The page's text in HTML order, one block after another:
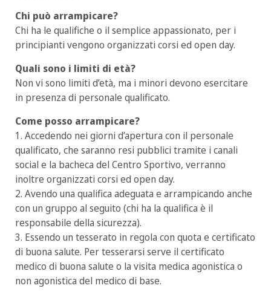
Chi può arrampicare?
Chi ha le qualifiche o il semplice appassionato, per i
principianti vengono organizzati corsi ed open day.
Quali sono i limiti di età?
Non vi sono limiti d’età, ma i minori devono esercitare
in presenza di personale qualificato.
Come posso arrampicare?
1. Accedendo nei giorni d’apertura con il personale
qualificato, che saranno resi pubblici tramite i canali
social e la bacheca del Centro Sportivo, verranno
inoltre organizzati corsi ed open day.
2. Avendo una qualifica adeguata e arrampicando anche
con un gruppo al seguito (chi ha la qualifica è il
responsabile della sicurezza).
3. Essendo un tesserato in regola con quota e certificato
di buona salute. Per tesserarsi serve il certificato
medico di buona salute o la visita medica agonistica o
non agonistica del medico di base.